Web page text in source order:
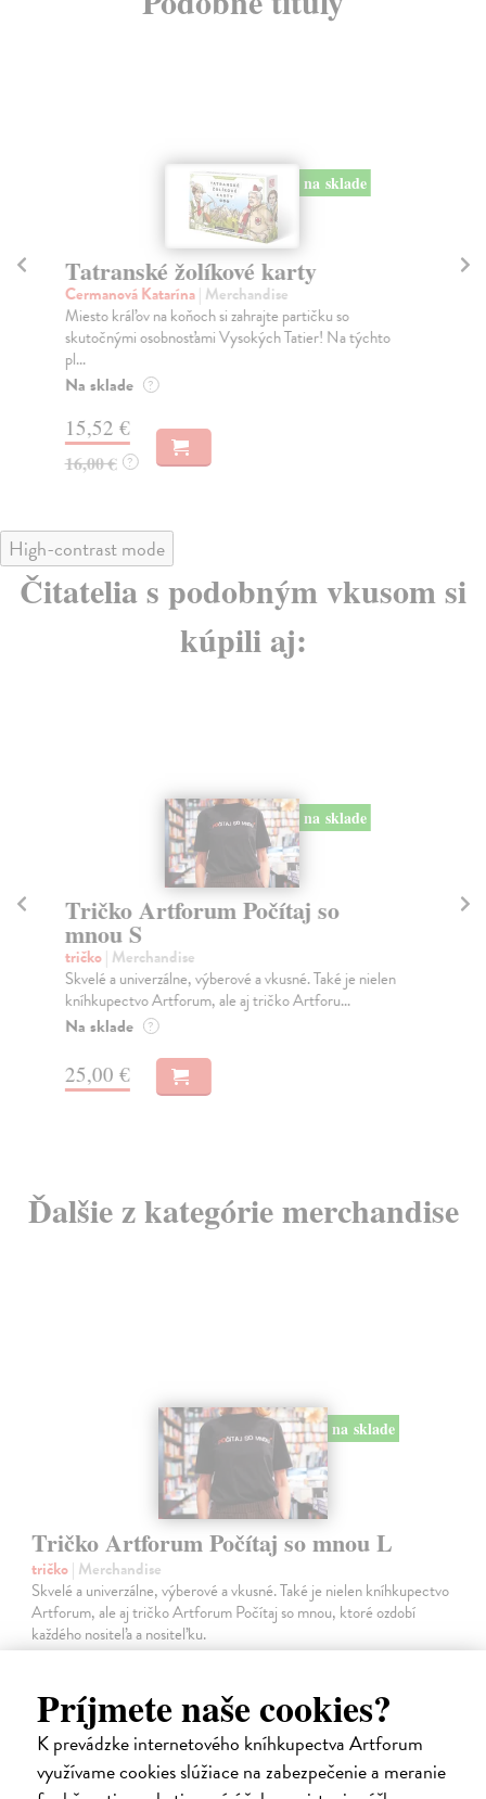
Príjmete naše cookies?
K prevádzke internetového kníhkupectva Artforum
využívame cookies slúžiace na zabezpečenie a meranie
na sklade
Tatranské žolíkové karty
Cermanová Katarína| Merchandise
Miesto kráľov na koňoch si zahrajte partičku so
skutočnými osobnosťami Vysokých Tatier! Na týchto
pl...
Na sklade ?
15,52 €
16,00 € ?
High-contrast mode
Čitatelia s podobným vkusom si
kúpili aj:
na sklade
Tričko Artforum Počítaj so
mnou S
tričko| Merchandise
Skvelé a univerzálne, výberové a vkusné. Také je nielen
kníhkupectvo Artforum, ale aj tričko Artforu...
Na sklade ?
25,00 €
Ďalšie z kategórie merchandise
na sklade
Tričko Artforum Počítaj so mnou L
tričko| Merchandise
Skvelé a univerzálne, výberové a vkusné. Také je nielen kníhkupectvo
Artforum, ale aj tričko Artforum Počítaj so mnou, ktoré ozdobí
každého nositeľa a nositeľku.
25,00 €